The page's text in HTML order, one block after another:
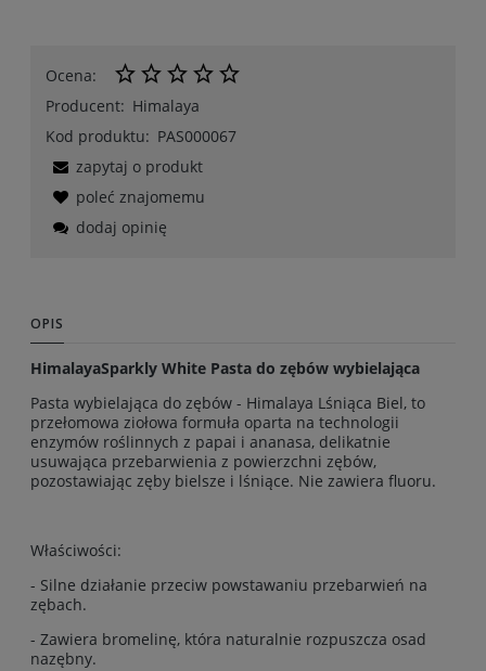
Ocena:
Producent: Himalaya
Kod produktu: PAS000067
zapytaj o produkt
poleć znajomemu
dodaj opinię
OPIS
HimalayaSparkly White Pasta do zębów wybielająca
Pasta wybielająca do zębów - Himalaya Lśniąca Biel, to
przełomowa ziołowa formuła oparta na technologii
enzymów roślinnych z papai i ananasa, delikatnie
usuwająca przebarwienia z powierzchni zębów,
pozostawiając zęby bielsze i lśniące. Nie zawiera fluoru.
Właściwości:
- Silne działanie przeciw powstawaniu przebarwień na
zębach.
- Zawiera bromelinę, która naturalnie rozpuszcza osad
nazębny.